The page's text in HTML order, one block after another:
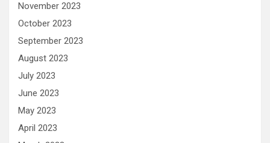
November 2023
October 2023
September 2023
August 2023
July 2023
June 2023
May 2023
April 2023